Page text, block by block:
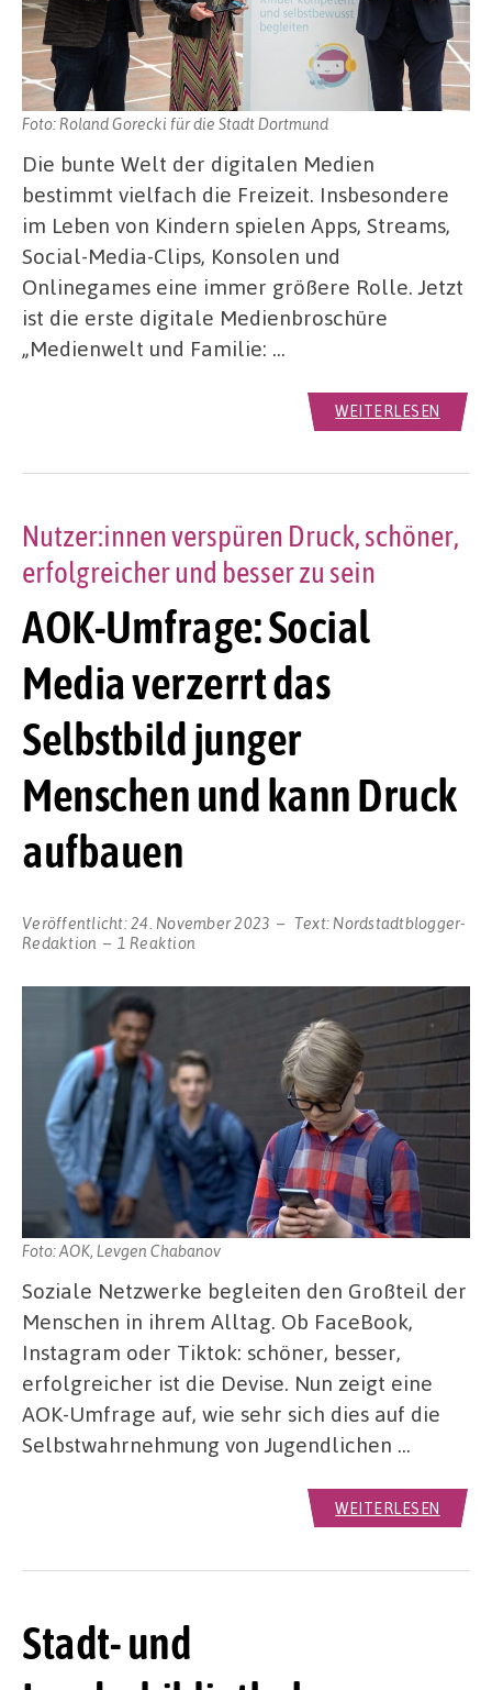
Foto: Roland Gorecki für die Stadt Dortmund
Die bunte Welt der digitalen Medien
bestimmt vielfach die Freizeit. Insbesondere
im Leben von Kindern spielen Apps, Streams,
Social-Media-Clips, Konsolen und
Onlinegames eine immer größere Rolle. Jetzt
ist die erste digitale Medienbroschüre
„Medienwelt und Familie: …
WEITERLESEN
AOK-Umfrage: Social
Media verzerrt das
Selbstbild junger
Menschen und kann Druck
aufbauen
Nutzer:innen verspüren Druck, schöner,
erfolgreicher und besser zu sein
Veröffentlicht:24. November 2023 Text: Nordstadtblogger-
Redaktion
1 Reaktion
Foto: AOK, Levgen Chabanov
Soziale Netzwerke begleiten den Großteil der
Menschen in ihrem Alltag. Ob FaceBook,
Instagram oder Tiktok: schöner, besser,
erfolgreicher ist die Devise. Nun zeigt eine
AOK-Umfrage auf, wie sehr sich dies auf die
Selbstwahrnehmung von Jugendlichen …
WEITERLESEN
Stadt- und